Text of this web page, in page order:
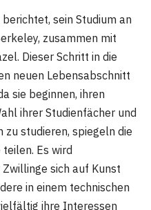
sein Studium an
zusammen mit
Dieser Schritt in die
neuen Lebensabschnitt
sie beginnen, ihren
ihrer Studienfächer und
zu studieren, spiegeln die
teilen. Es wird
sich auf Kunst
in einem technischen
ihre Interessen